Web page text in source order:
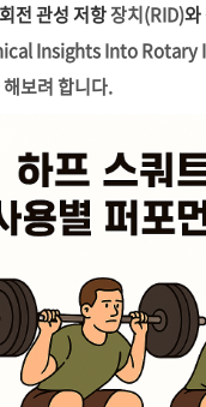
회전관성저항장치(RID)와
InsightsIntoRotary
보려 합니다.